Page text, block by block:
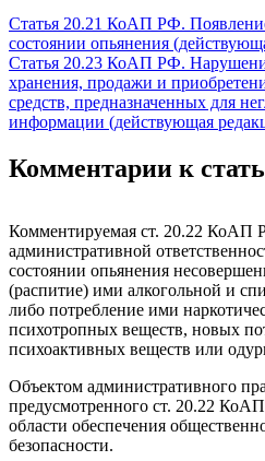
Статья 20.21 КоАП РФ.
состоянии опьянения
Статья 20.23 КоАП РФ.
хранения, продажи и
средств, предназначенных для
информации (действующая
Комментарии к
Комментируемая ст. 20.22 КоАП
административной
состоянии опьянения
(распитие) ими алкогольной и
либо потребление ими
психотропных веществ, новых
психоактивных веществ или
Объектом административного
предусмотренного ст. 20.22
области обеспечения
безопасности.